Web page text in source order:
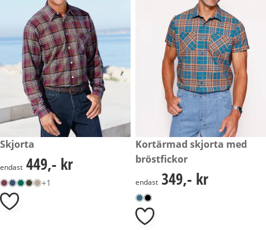
449,- kr
Skjorta
449,- kr
endast 449,- kr
+1
349,- kr
Kortärmad skjorta med
bröstfickor
349,- kr
endast 349,- kr